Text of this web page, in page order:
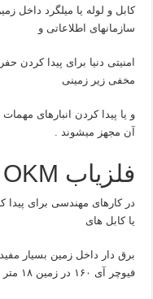
کابل و لوله یا میلگرد داخل
سازمانهای اطلاعاتی و
امنیتی دنیا برای پیدا کردن
مخفی زیر زمینی
و یا پیدا کردن انبارهای
آن مجهز میشوند .
فلزیاب OKM فیوچر آی ۱۶۰
در کارهای مهندسی برای پیدا
یا کابل های
برق دار داخل زمین بسیار
فیوچر آی ۱۶۰ در زمین ۱۸ متر است .